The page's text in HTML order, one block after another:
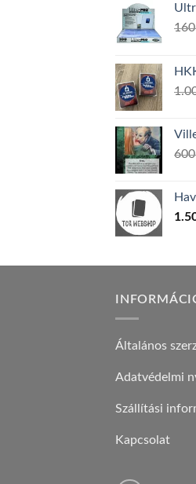
160
600
Általános
Adatvédelmi
Szállítási
Kapcsolat